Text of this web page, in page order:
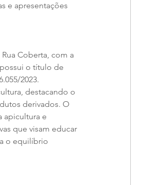
e apresentações
Coberta, com a
o título de
2023.
destacando o
derivados. O
apicultura e
que visam educar
o equilíbrio